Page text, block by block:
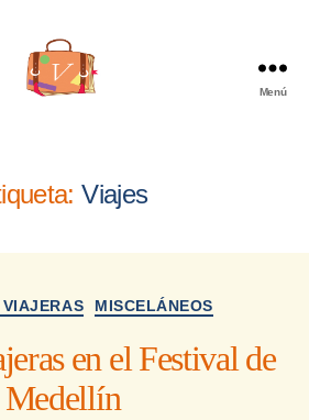
Menú
Viajes
Categorías
MISCELÁNEOS
en el Festival de
Medellín